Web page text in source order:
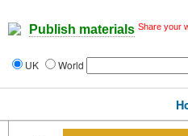
Publish materials Share your
UK World